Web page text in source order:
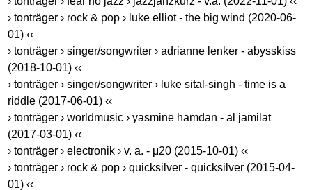
› tonträger › rock & pop › luke elliot - the big wind (2020-06-
01) ‹‹
› tonträger › singer/songwriter › adrianne lenker - abysskiss
(2018-10-01) ‹‹
› tonträger › singer/songwriter › luke sital-singh - time is a
riddle (2017-06-01) ‹‹
› tonträger › worldmusic › yasmine hamdan - al jamilat
(2017-03-01) ‹‹
› tonträger › electronik › v. a. - μ20 (2015-10-01) ‹‹
› tonträger › rock & pop › quicksilver - quicksilver (2015-04-
01) ‹‹